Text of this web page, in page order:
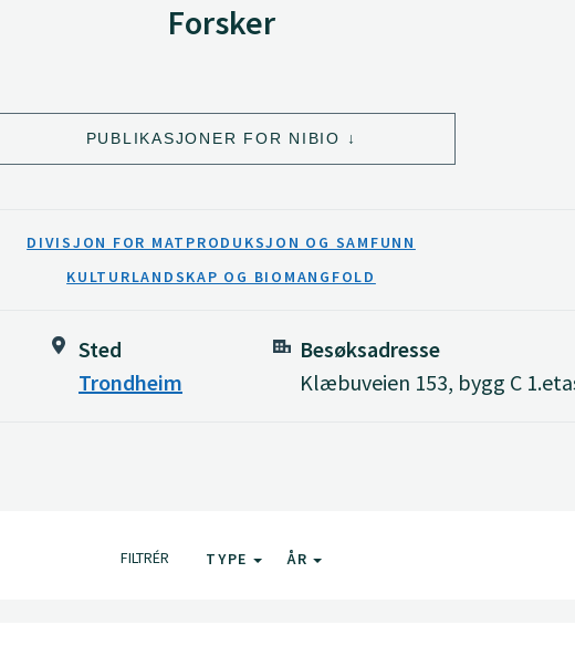
Forsker
PUBLIKASJONER FOR NIBIO
DIVISJON FOR MATPRODUKSJON OG SAMFUNN
KULTURLANDSKAP OG BIOMANGFOLD
Sted
Trondheim
Besøksadresse
Klæbuveien 153, bygg C
FILTRÉR TYPE ÅR